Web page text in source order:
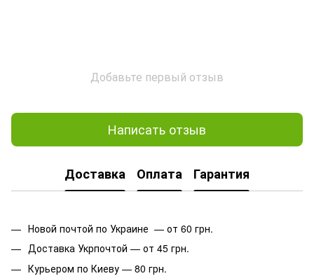
Добавьте первый отзыв
Написать отзыв
Доставка Оплата Гарантия
Новой почтой по Украине — от 60 грн.
Доставка Укрпочтой — от 45 грн.
Курьером по Киеву — 80 грн.